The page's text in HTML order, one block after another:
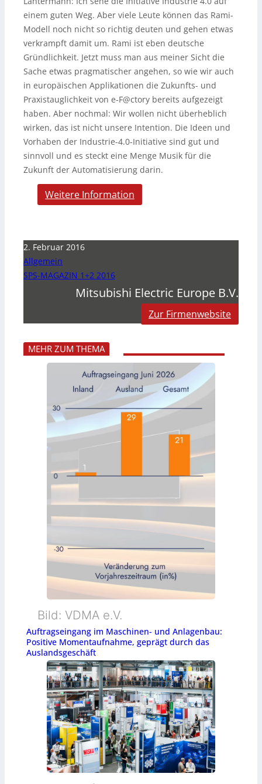
einem guten Weg. Aber viele Leute können das Rami-
Modell noch nicht so richtig deuten und gehen etwas
verkrampft damit um. Rami ist eben deutsche
Gründlichkeit. Jetzt muss man aus meiner Sicht die
Sache etwas pragmatischer angehen, so wie wir auch
in europäischen Applikationen die Zukunfts- und
Praxistauglichkeit von e-F@ctory bereits aufgezeigt
haben. Aber nochmal: Wir wollen nicht überheblich
wirken, das ist nicht unsere Intention. Die Ideen und
Vorhaben der Industrie-4.0-Initiative sind gut und
sinnvoll und es steckt eine Menge Musik für die
Zukunft der Automatisierung darin.
Weitere Information
2. Februar 2016
Allgemein
SPS-MAGAZIN 1+2 2016
Mitsubishi Electric Europe B.V.
Zur Firmenwebsite
MEHR ZUM THEMA
Bild: VDMA e.V.
Auftragseingang im Maschinen- und Anlagenbau:
Positive Momentaufnahme, geprägt durch das
Auslandsgeschäft